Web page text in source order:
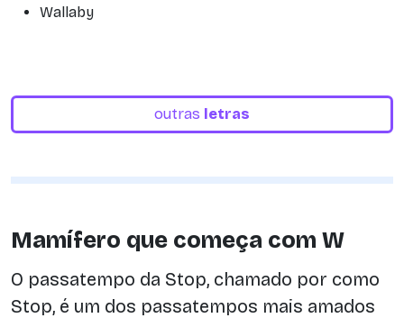
Wallaby
outras letras
Mamífero que começa com W
O passatempo da Stop, chamado por como
Stop, é um dos passatempos mais amados